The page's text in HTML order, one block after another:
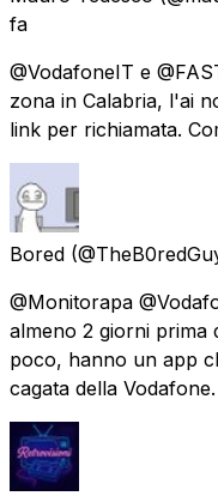
fa
@VodafoneIT e
zona in Calabria, l'ai
link per richiamata.
Bored
@Monitorapa
almeno 2 giorni prima
poco, hanno un app
cagata della Vodafone.